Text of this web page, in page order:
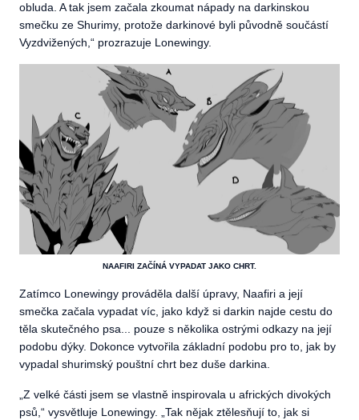
obluda. A tak jsem začala zkoumat nápady na darkinskou
smečku ze Shurimy, protože darkinové byli původně součástí
Vyzdvižených,“ prozrazuje Lonewingy.
NAAFIRI ZAČÍNÁ VYPADAT JAKO CHRT.
Zatímco Lonewingy prováděla další úpravy, Naafiri a její
smečka začala vypadat víc, jako když si darkin najde cestu do
těla skutečného psa... pouze s několika ostrými odkazy na její
podobu dýky. Dokonce vytvořila základní podobu pro to, jak by
vypadal shurimský pouštní chrt bez duše darkina.
„Z velké části jsem se vlastně inspirovala u afrických divokých
psů,“ vysvětluje Lonewingy. „Tak nějak ztělesňují to, jak si